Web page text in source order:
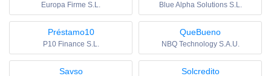
Europa Firme S.L. Blue Alpha Solutions S.L.
Préstamo10
P10 Finance S.L.
QueBueno
NBQ Technology S.A.U.
Savso Solcredito